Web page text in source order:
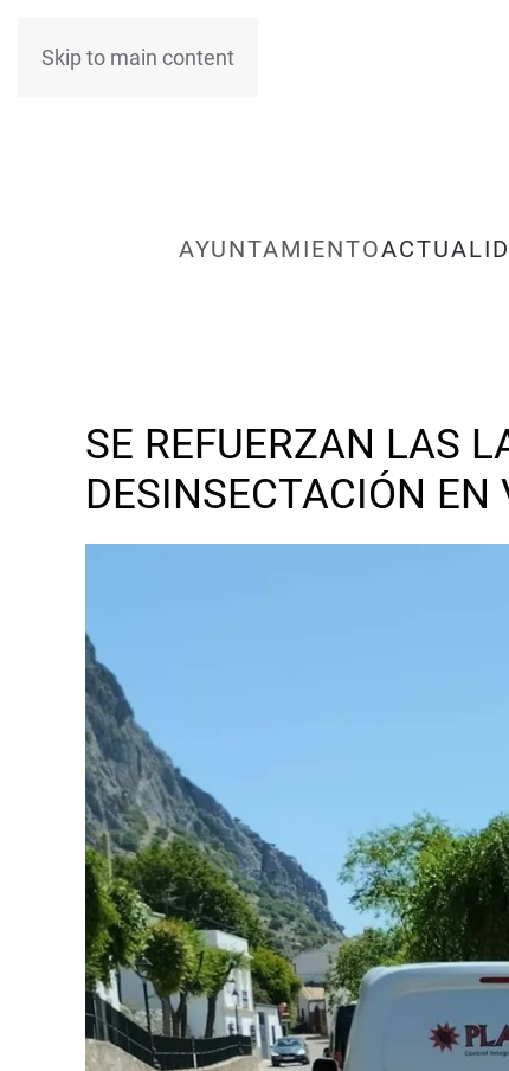
Skip to main content
AYUNTAMIENTO
SE REFUERZAN LAS
DESINSECTACIÓN